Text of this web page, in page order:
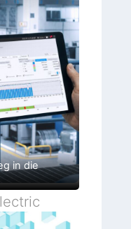
in die